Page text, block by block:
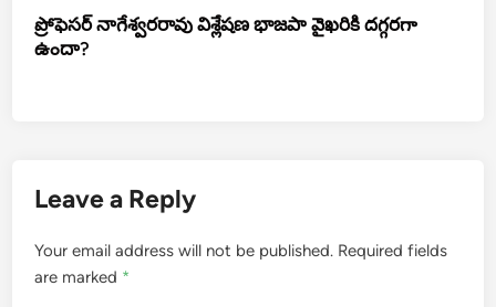
ప్రోఫెసర్ నాగేశ్వరరావు విశ్లేషణ భాజపా వైఖరికి దగ్గరగా
ఉందా?
Leave a Reply
Your email address will not be published. Required fields
are marked *